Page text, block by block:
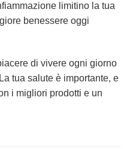
limitino la tua
benessere oggi
di vivere ogni giorno
tua salute è importante, e
i migliori prodotti e un